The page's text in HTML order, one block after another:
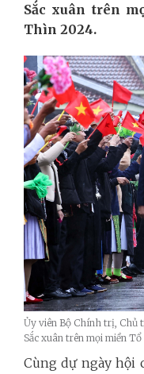
Sắc xuân trên
Thìn 2024.
Ủy viên Bộ Chính trị, Chủ
Sắc xuân trên mọi miền
Cùng dự ngày hội